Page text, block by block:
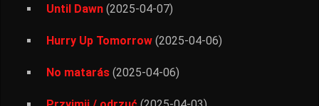
Until Dawn (2025-04-07)
Hurry Up Tomorrow (2025-04-06)
No matarás (2025-04-06)